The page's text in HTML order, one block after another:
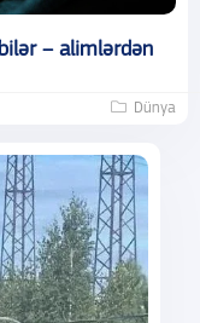
– alimlərdən
Dünya